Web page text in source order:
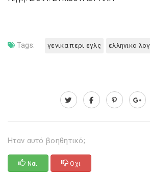
Tags: γενικα περι εγλς ελληνικο
Ηταν αυτό βοηθητικό;
Ναι Οχι